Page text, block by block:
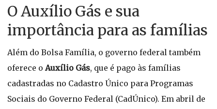
O Auxílio Gás e sua
importância para as famílias
Além do Bolsa Família, o governo federal também
oferece oAuxílio Gás, que é pago às famílias
cadastradas no Cadastro Único para Programas
Sociais do Governo Federal (CadÚnico). Em abril de